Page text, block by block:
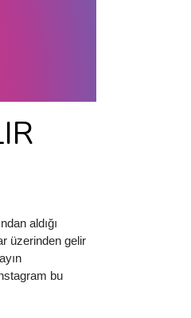
aldığı
üzerinden gelir
bu